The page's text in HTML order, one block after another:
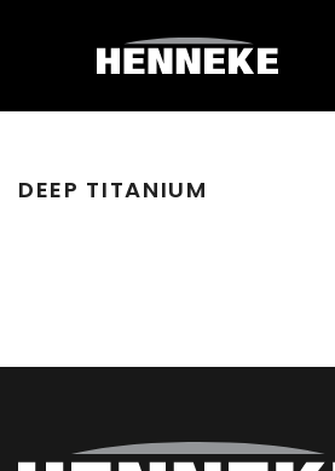
DEEP TITANIUM